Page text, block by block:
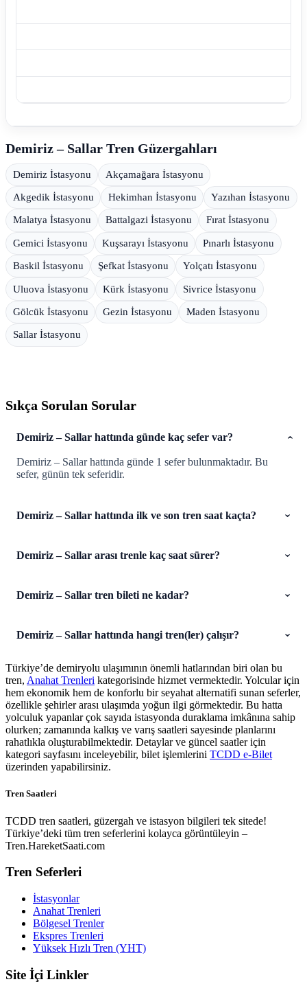
Demiriz – Sallar Tren Güzergahları
Demiriz İstasyonu Akçamağara İstasyonu
Akgedik İstasyonu Hekimhan İstasyonu Yazıhan İstasyonu
Malatya İstasyonu Battalgazi İstasyonu Fırat İstasyonu
Gemici İstasyonu Kuşsarayı İstasyonu Pınarlı İstasyonu
Baskil İstasyonu Şefkat İstasyonu Yolçatı İstasyonu
Uluova İstasyonu Kürk İstasyonu Sivrice İstasyonu
Gölcük İstasyonu Gezin İstasyonu Maden İstasyonu
Sallar İstasyonu
Sıkça Sorulan Sorular
Demiriz – Sallar hattında günde kaç sefer var?
Demiriz – Sallar hattında günde 1 sefer bulunmaktadır. Bu
sefer, günün tek seferidir.
Demiriz – Sallar hattında ilk ve son tren saat kaçta?
Demiriz – Sallar arası trenle kaç saat sürer?
Demiriz – Sallar tren bileti ne kadar?
Demiriz – Sallar hattında hangi tren(ler) çalışır?
Türkiye’de demiryolu ulaşımının önemli hatlarından biri olan bu
tren, Anahat Trenleri kategorisinde hizmet vermektedir. Yolcular için
hem ekonomik hem de konforlu bir seyahat alternatifi sunan seferler,
özellikle şehirler arası ulaşımda yoğun ilgi görmektedir. Bu hatta
yolculuk yapanlar çok sayıda istasyonda duraklama imkânına sahip
olurken; zamanında kalkış ve varış saatleri sayesinde planlarını
rahatlıkla oluşturabilmektedir. Detaylar ve güncel saatler için
kategori sayfasını inceleyebilir, bilet işlemlerini TCDD e-Bilet
üzerinden yapabilirsiniz.
Tren Saatleri
TCDD tren saatleri, güzergah ve istasyon bilgileri tek sitede!
Türkiye’deki tüm tren seferlerini kolayca görüntüleyin –
Tren.HareketSaati.com
Tren Seferleri
İstasyonlar
Anahat Trenleri
Bölgesel Trenler
Ekspres Trenleri
Yüksek Hızlı Tren (YHT)
Site İçi Linkler